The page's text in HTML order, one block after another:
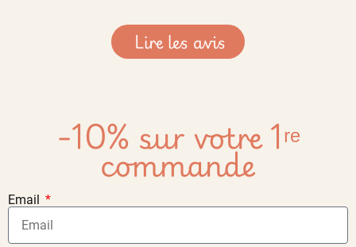
Lire les avis
-10% sur votre 1ʳᵉ
commande
Email